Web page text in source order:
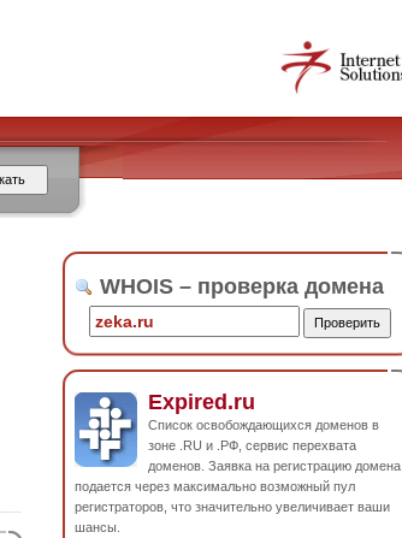
WHOIS – проверка домена
Expired.ru
Список освобождающихся доменов в
зоне .RU и .РФ, сервис перехвата
доменов. Заявка на регистрацию домена
подается через максимально возможный пул
регистраторов, что значительно увеличивает ваши
шансы.